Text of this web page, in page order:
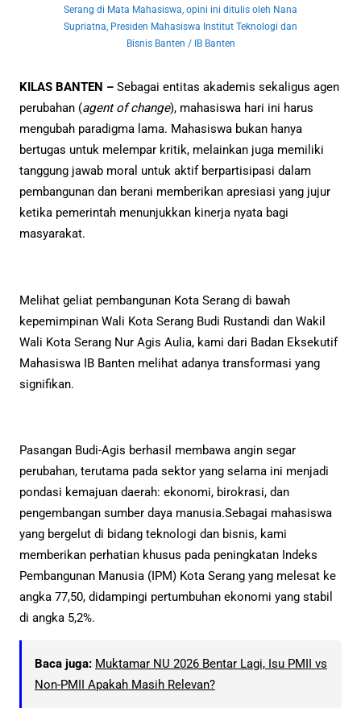
Serang di Mata Mahasiswa, opini ini ditulis oleh Nana
Supriatna, Presiden Mahasiswa Institut Teknologi dan
Bisnis Banten / IB Banten
KILAS BANTEN – Sebagai entitas akademis sekaligus agen
perubahan (agent of change), mahasiswa hari ini harus
mengubah paradigma lama. Mahasiswa bukan hanya
bertugas untuk melempar kritik, melainkan juga memiliki
tanggung jawab moral untuk aktif berpartisipasi dalam
pembangunan dan berani memberikan apresiasi yang jujur
ketika pemerintah menunjukkan kinerja nyata bagi
masyarakat.
Melihat geliat pembangunan Kota Serang di bawah
kepemimpinan Wali Kota Serang Budi Rustandi dan Wakil
Wali Kota Serang Nur Agis Aulia, kami dari Badan Eksekutif
Mahasiswa IB Banten melihat adanya transformasi yang
signifikan.
Pasangan Budi-Agis berhasil membawa angin segar
perubahan, terutama pada sektor yang selama ini menjadi
pondasi kemajuan daerah: ekonomi, birokrasi, dan
pengembangan sumber daya manusia.Sebagai mahasiswa
yang bergelut di bidang teknologi dan bisnis, kami
memberikan perhatian khusus pada peningkatan Indeks
Pembangunan Manusia (IPM) Kota Serang yang melesat ke
angka 77,50, didampingi pertumbuhan ekonomi yang stabil
di angka 5,2%.
Baca juga: Muktamar NU 2026 Bentar Lagi, Isu PMII vs
Non-PMII Apakah Masih Relevan?